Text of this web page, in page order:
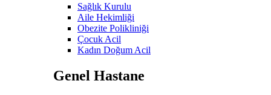
Sağlık Kurulu
Aile Hekimliği
Obezite Polikliniği
Çocuk Acil
Kadın Doğum Acil
Genel Hastane